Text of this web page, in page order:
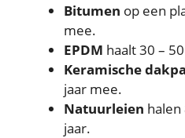
Bitumen op een
mee.
EPDM haalt 30 –
Keramische
jaar mee.
Natuurleien
jaar.